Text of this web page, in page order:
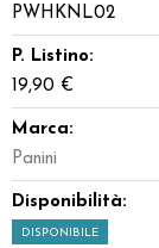
PWHKNL02
P. Listino:
19,90 €
Marca:
Panini
Disponibilità:
DISPONIBILE